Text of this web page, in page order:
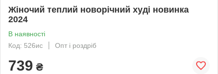
Жіночий теплий новорічний худі новинка
2024
В наявності
Код: 526ис
Опт і роздріб
739 ₴